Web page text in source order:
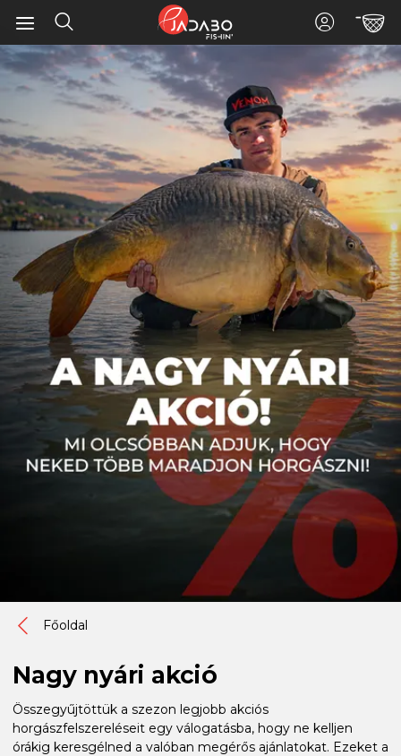
Főoldal
Nagy nyári akció
Összegyűjtöttük a szezon legjobb akciós
horgászfelszereléseit egy válogatásba, hogy ne kelljen
órákig keresgélned a valóban megérős ajánlatokat. Ezeket a